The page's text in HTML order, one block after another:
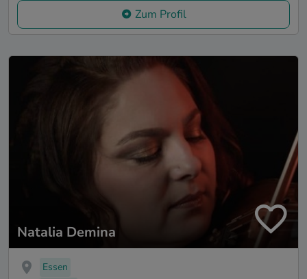
Zum Profil
Natalia Demina
Essen